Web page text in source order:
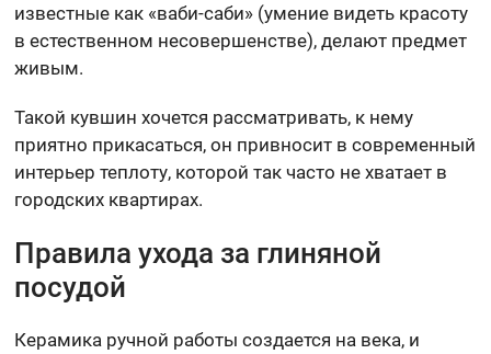
известные как «ваби-саби» (умение видеть красоту
в естественном несовершенстве), делают предмет
живым.
Такой кувшин хочется рассматривать, к нему
приятно прикасаться, он привносит в современный
интерьер теплоту, которой так часто не хватает в
городских квартирах.
Правила ухода за глиняной
посудой
Керамика ручной работы создается на века, и